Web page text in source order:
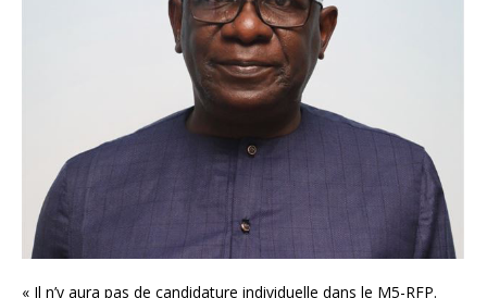
« Il n’y aura pas de candidature individuelle dans le M5-RFP.